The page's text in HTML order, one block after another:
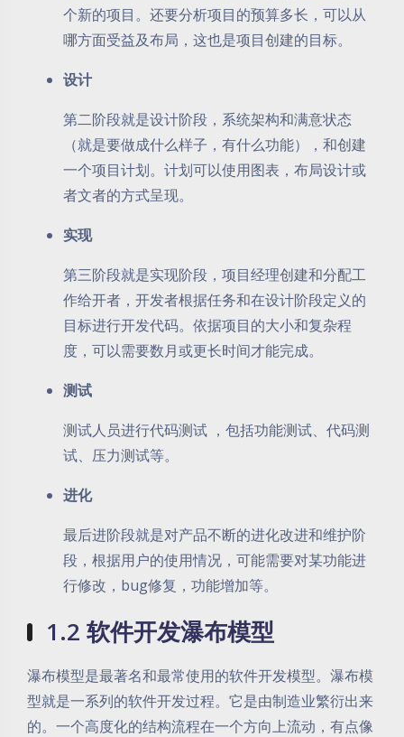
个新的项目。还要分析项目的预算多长，可以从
哪方面受益及布局，这也是项目创建的目标。
设计
第二阶段就是设计阶段，系统架构和满意状态
（就是要做成什么样子，有什么功能），和创建
一个项目计划。计划可以使用图表，布局设计或
者文者的方式呈现。
实现
第三阶段就是实现阶段，项目经理创建和分配工
作给开者，开发者根据任务和在设计阶段定义的
目标进行开发代码。依据项目的大小和复杂程
度，可以需要数月或更长时间才能完成。
测试
测试人员进行代码测试 ，包括功能测试、代码测
试、压力测试等。
进化
最后进阶段就是对产品不断的进化改进和维护阶
段，根据用户的使用情况，可能需要对某功能进
行修改，bug修复，功能增加等。
1.2 软件开发瀑布模型
瀑布模型是最著名和最常使用的软件开发模型。瀑布模
型就是一系列的软件开发过程。它是由制造业繁衍出来
的。一个高度化的结构流程在一个方向上流动，有点像